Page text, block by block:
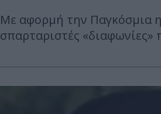
Με αφορμή την Παγκόσμια
σπαρταριστές